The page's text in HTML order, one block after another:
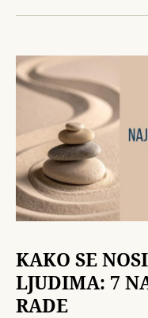
KAKO SE
LJUDIMA: 7
RADE